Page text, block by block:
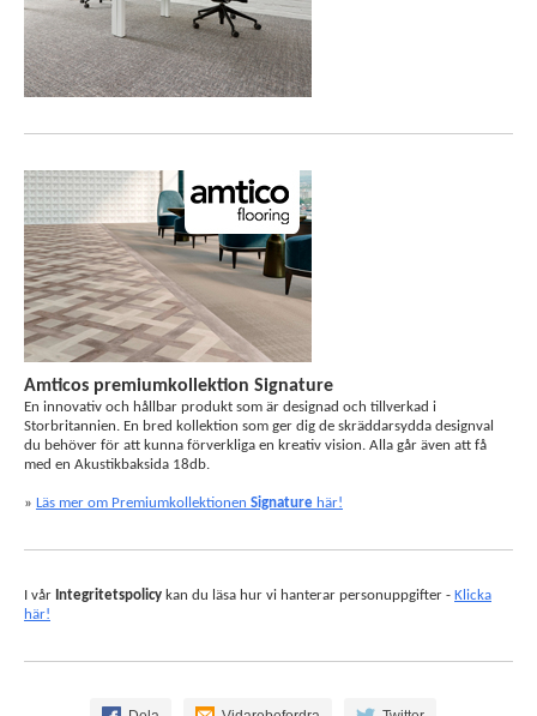
Amticos premiumkollektion Signature
En innovativ och hållbar produkt som är designad och tillverkad i
Storbritannien. En bred kollektion som ger dig de skräddarsydda designval
du behöver för att kunna förverkliga en kreativ vision. Alla går även att få
med en Akustikbaksida 18db.
» Läs mer om Premiumkollektionen Signature här!
I vår Integritetspolicy kan du läsa hur vi hanterar personuppgifter - Klicka
här!